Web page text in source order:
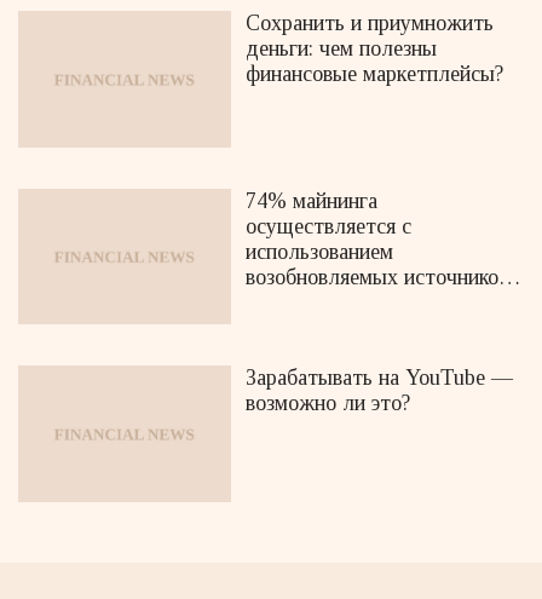
Сохранить и приумножить
деньги: чем полезны
финансовые маркетплейсы?
74% майнинга
осуществляется с
использованием
возобновляемых источников
Зарабатывать на YouTube —
возможно ли это?